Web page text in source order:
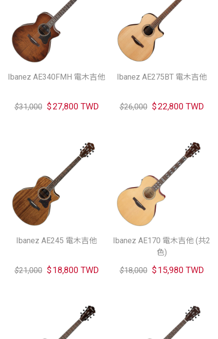
Ibanez AE340FMH 電木吉他
$31,000 $27,800 TWD
Ibanez AE275BT 電木吉他
$26,000 $22,800 TWD
Ibanez AE245 電木吉他
$21,000 $18,800 TWD
Ibanez AE170 電木吉他 (共2
色)
$18,000 $15,980 TWD